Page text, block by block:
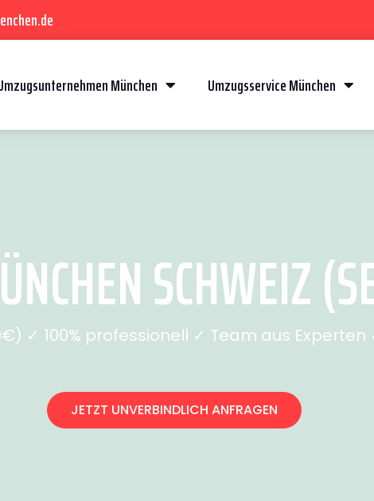
München Umzugsservice München
SCHWEIZ
✓ 100% professionell ✓ Team aus
JETZT UNVERBINDLICH ANFRAGEN